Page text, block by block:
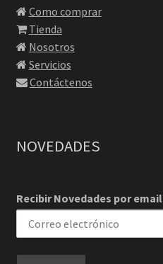
Como comprar
Tienda
Nosotros
Servicios
Contáctenos
NOVEDADES
Recibir Novedades por email